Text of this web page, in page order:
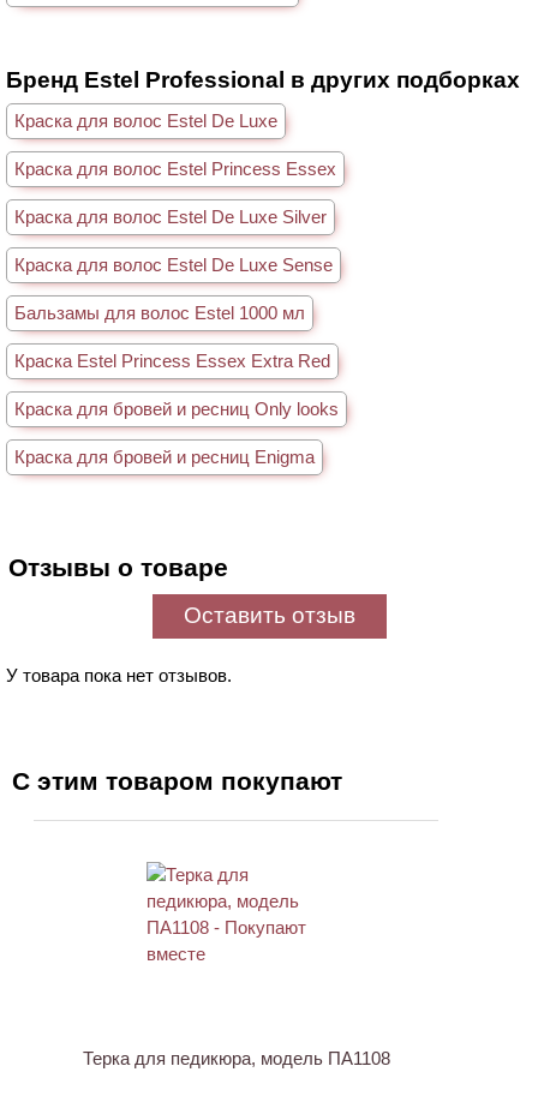
Бренд Estel Professional в других подборках
Краска для волос Estel De Luxe
Краска для волос Estel Princess Essex
Краска для волос Estel De Luxe Silver
Краска для волос Estel De Luxe Sense
Бальзамы для волос Estel 1000 мл
Краска Estel Princess Essex Extra Red
Краска для бровей и ресниц Only looks
Краска для бровей и ресниц Enigma
Отзывы о товаре
Оставить отзыв
У товара пока нет отзывов.
С этим товаром покупают
Терка для педикюра, модель ПА1108